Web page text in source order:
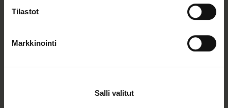
Tilastot
Markkinointi
Salli valitut
2.6.2026 11:00